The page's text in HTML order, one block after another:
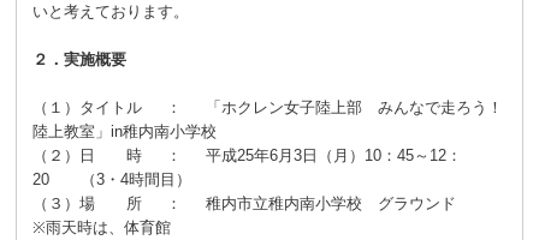
いと考えております。
２．実施概要
（１）タイトル ： 「ホクレン女子陸上部 みんなで走ろう！
陸上教室」in稚内南小学校
（２）日 時 ： 平成25年6月3日（月）10：45～12：
20 （3・4時間目）
（３）場 所 ： 稚内市立稚内南小学校 グラウンド
※雨天時は、体育館